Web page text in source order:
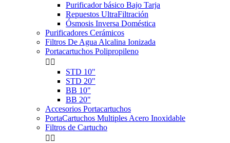
Purificador básico Bajo Tarja
Repuestos UltraFiltración
Ósmosis Inversa Doméstica
Purificadores Cerámicos
Filtros De Agua Alcalina Ionizada
Portacartuchos Polipropileno
 
STD 10"
STD 20"
BB 10"
BB 20"
Accesorios Portacartuchos
PortaCartuchos Multiples Acero Inoxidable
Filtros de Cartucho
 